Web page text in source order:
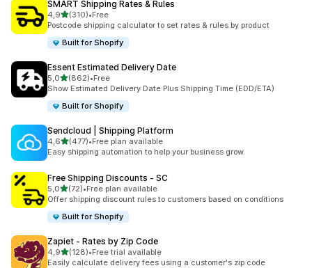
SMART Shipping Rates & Rules
4,9/ 5 tähteä
(310)
310 arvostelua yhteensä
•Free
Postcode shipping calculator to set rates & rules by product
Built for Shopify
Essent Estimated Delivery Date
5,0/ 5 tähteä
(862)
862 arvostelua yhteensä
•Free
Show Estimated Delivery Date Plus Shipping Time (EDD/ETA)
Built for Shopify
Sendcloud | Shipping Platform
4,6/ 5 tähteä
(477)
477 arvostelua yhteensä
•Free plan available
Easy shipping automation to help your business grow.
Free Shipping Discounts ‑ SC
5,0/ 5 tähteä
(72)
72 arvostelua yhteensä
•Free plan available
Offer shipping discount rules to customers based on conditions
Built for Shopify
Zapiet ‑ Rates by Zip Code
4,9/ 5 tähteä
(128)
128 arvostelua yhteensä
•Free trial available
Easily calculate delivery fees using a customer's zip code